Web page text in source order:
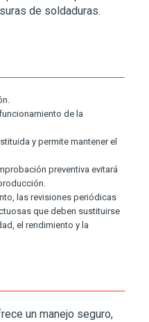
de soldaduras.
de la
y permite mantener el
preventiva evitará
las revisiones periódicas
que deben sustituirse
el rendimiento y la
un manejo seguro,